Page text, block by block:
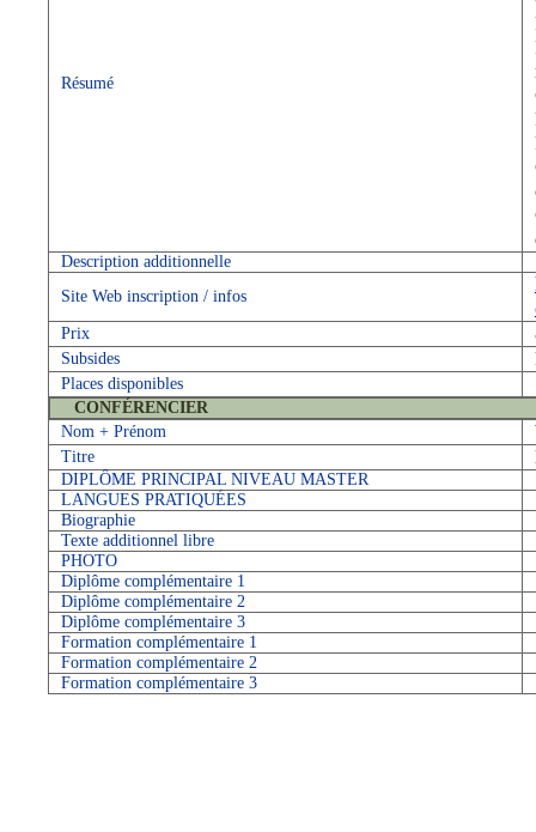
Résumé
Description additionnelle
Site Web inscription / infos
Prix
Subsides
Places disponibles
CONFÉRENCIER
Nom + Prénom
Titre
DIPLÔME PRINCIPAL NIVEAU MASTER
LANGUES PRATIQUÉES
Biographie
Texte additionnel libre
PHOTO
Diplôme complémentaire 1
Diplôme complémentaire 2
Diplôme complémentaire 3
Formation complémentaire 1
Formation complémentaire 2
Formation complémentaire 3